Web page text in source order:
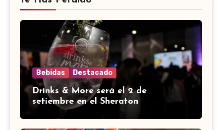
Bebidas Destacado
Drinks & More será el 2 de
setiembre en el Sheraton